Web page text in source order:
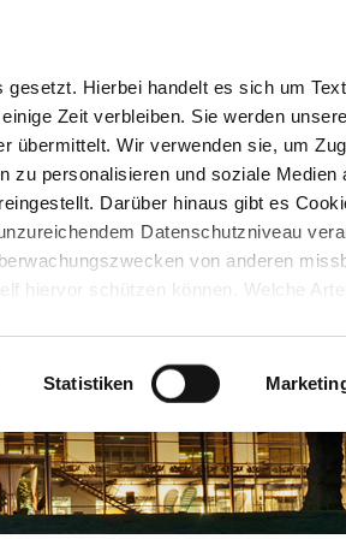
Hierbei handelt es sich um
Zeit verbleiben. Sie werden
übermittelt. Wir verwenden sie, um
zu personalisieren und soziale Medien
Darüber hinaus gibt es
Datenschutzniveau
von anderen
hiervor schützen können. Welche
getroffene Auswahl der gewünschten
werden.
Statistiken